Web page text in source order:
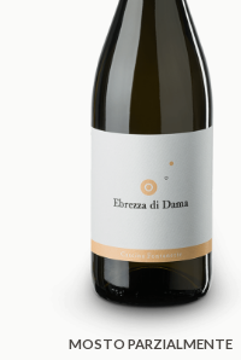
MOSTO PARZIALMENTE